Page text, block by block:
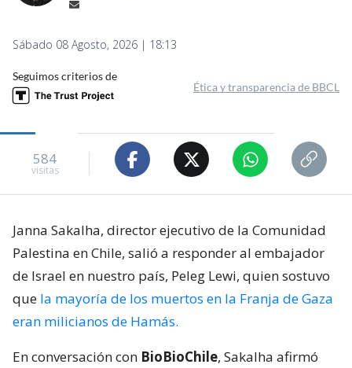
Sábado 08 Agosto, 2026 | 18:13
Seguimos criterios de
Ética y transparencia de BBCL
584
visitas
Janna Sakalha, director ejecutivo de la Comunidad
Palestina en Chile, salió a responder al embajador
de Israel en nuestro país, Peleg Lewi, quien sostuvo
que la mayoría de los muertos en la Franja de Gaza
eran milicianos de Hamás.
En conversación con BioBioChile, Sakalha afirmó